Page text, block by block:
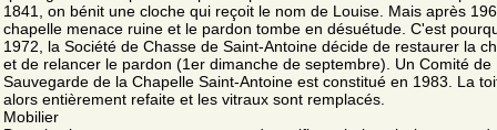
1841, on bénit une cloche qui reçoit le nom de Louise. Mais après
chapelle menace ruine et le pardon tombe en désuétude. C'est
1972, la Société de Chasse de Saint-Antoine décide de restaurer la
et de relancer le pardon (1er dimanche de septembre). Un Comité de
Sauvegarde de la Chapelle Saint-Antoine est constitué en 1983. La
alors entièrement refaite et les vitraux sont remplacés.
Mobilier